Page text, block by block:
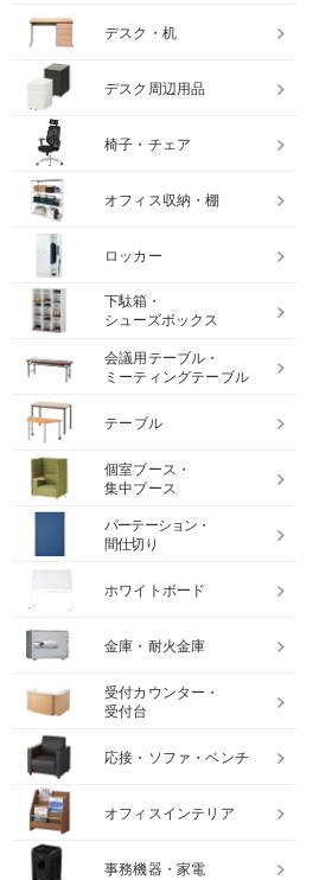
デスク・机
デスク周辺用品
椅子・チェア
オフィス収納・棚
ロッカー
下駄箱・
シューズボックス
会議用テーブル・
ミーティングテーブル
テーブル
個室ブース・
集中ブース
パーテーション・
間仕切り
ホワイトボード
金庫・耐火金庫
受付カウンター・
受付台
応接・ソファ・ベンチ
オフィスインテリア
事務機器・家電